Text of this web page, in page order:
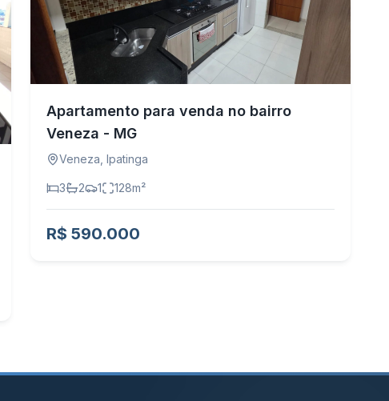
Apartamento para venda no bairro
Veneza - MG
Veneza Ipatinga
3 2 1 128m²
R$ 590.000